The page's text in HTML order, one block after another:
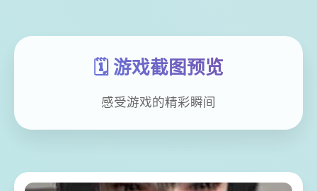
🗓️ 游戏截图预览
感受游戏的精彩瞬间